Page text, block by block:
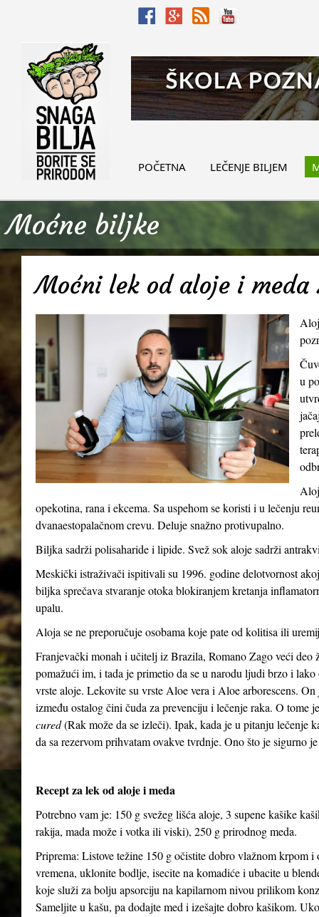
POČETNA LEČENJE BILJEM
Moćne biljke
Moćni lek od aloje i meda
u
opekotina, rana i ekcema. Sa uspehom se koristi i u lečenju
dvanaestopalačnom crevu. Deluje snažno protivupalno.
Biljka sadrži polisaharide i lipide. Svež sok aloje sadrži
Meskički istraživači ispitivali su 1996. godine delotvornost
biljka sprečava stvaranje otoka blokiranjem kretanja
upalu.
Aloja se ne preporučuje osobama koje pate od kolitisa ili
Franjevački monah i učitelj iz Brazila, Romano Zago veći deo
pomažući im, i tada je primetio da se u narodu ljudi brzo i
vrste aloje. Lekovite su vrste Aloe vera i Aloe arborescens.
između ostalog čini čuda za prevenciju i lečenje raka. O
cured(Rak može da se izleči). Ipak, kada je u pitanju lečenje
da sa rezervom prihvatam ovakve tvrdnje. Ono što je sigurno
Recept za lek od aloje i meda
Potrebno vam je: 150 g svežeg lišća aloje, 3 supene kašike
rakija, mada može i votka ili viski), 250 g prirodnog meda.
Priprema: Listove težine 150 g očistite dobro vlažnom krpom
vremena, uklonite bodlje, isecite na komadiće i ubacite u
koje služi za bolju apsorciju na kapilarnom nivou prilikom
Sameljite u kašu, pa dodajte med i izešajte dobro kašikom.